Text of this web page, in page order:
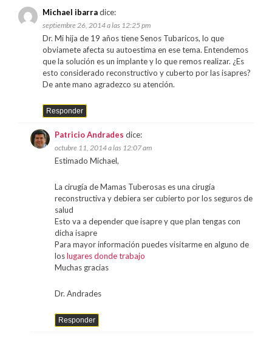
Michael ibarradice:
septiembre 26, 2014 a las 12:25 pm
Dr. Mi hija de 19 años tiene Senos Tubaricos, lo que
obviamete afecta su autoestima en ese tema. Entendemos
que la solución es un implante y lo que remos realizar. ¿Es
esto considerado reconstructivo y cuberto por las isapres?
De ante mano agradezco su atención.
Responder
Patricio Andrades dice:
octubre 11, 2014 a las 12:07 am
Estimado Michael,
La cirugía de Mamas Tuberosas es una cirugía
reconstructiva y debiera ser cubierto por los seguros de
salud
Esto va a depender que isapre y que plan tengas con
dicha isapre
Para mayor información puedes visitarme en alguno de
loslugares donde trabajo
Muchas gracias
Dr. Andrades
Responder